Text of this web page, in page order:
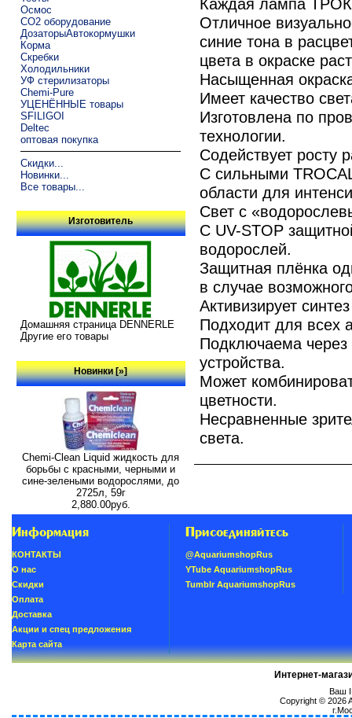
Осмос
CO2 оборудование
ДозаторыАвтокормушки
Корма
Скребки
Холодильники
УФ стерилизаторы
Chemi-Pure
УЦЕНЁННЫЕ товары
SFILIGOI
Deltec
оптовая покупка
Скидки...
Новинки...
Все товары...
Изготовитель
Домашняя страница DENNERLE
Другие его товары
Новинки [»]
Chemi-Clean Liquid жидкость для
борьбы с красными, черными и
сине-зелеными водорослями, до
2725л, 59г
2,880.00руб.
Отличное
синие тона в
цвета в окраске
Насыщенная
Имеет качество
Изготовлена по
технологии.
Содействует росту
С сильными
области для
Свет с
С UV-STOP
водорослей.
Защитная плёнка
в случае
Активизирует
Подходит для всех
Подключаема
устройства.
Может
цветности.
Несравненные
света.
Информация
КОНТАКТЫ
О нас
Скидки
Oплатa
Доставка
Акции и спец предложения
Карта сайта
Присоединяйтесь
@AquariumshopRus
YTube AquariumshopRus
Tumblr AquariumshopRus
Интернет-
Ваш
Copyright © 2026